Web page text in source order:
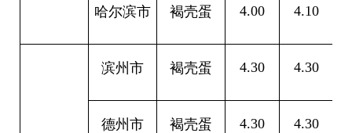
哈尔滨市 褐壳蛋 4.00 4.10
滨州市 褐壳蛋 4.30 4.30
德州市 褐壳蛋 4.30 4.30